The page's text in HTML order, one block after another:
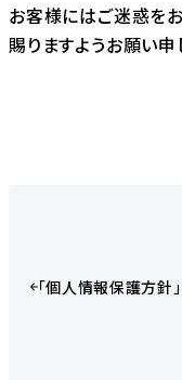
お客様にはご迷惑を
賜りますようお願い申
「個人情報保護方針